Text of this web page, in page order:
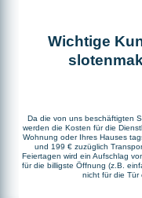
Wichtige
Da die von uns beschäftigten
werden die Kosten für die
Wohnung oder Ihres Hauses
und 199 € zuzüglich
Feiertagen wird ein Aufschlag
für die billigste Öffnung (z.B.
nicht für die Tür